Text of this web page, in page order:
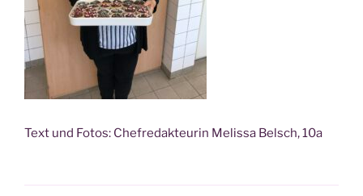
Text und Fotos: Chef­re­dak­teu­rin Melis­sa Belsch, 10a